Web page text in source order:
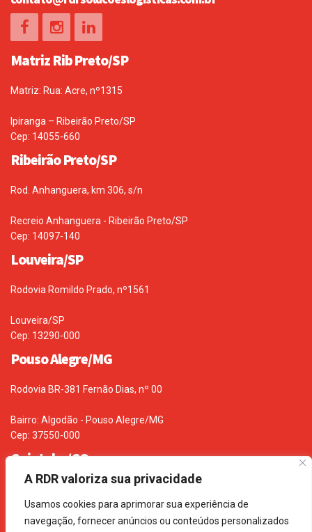
A RDR valoriza sua privacidade
Usamos cookies para aprimorar sua experiência de
navegação, fornecer anúncios ou conteúdos personalizados
Matriz Rib Preto/SP
Matriz: Rua: Acre, nº1315
Ipiranga – Ribeirão Preto/SP
Cep: 14055-660
Ribeirão Preto/SP
Rod. Anhanguera, km 306, s/n
Recreio Anhanguera - Ribeirão Preto/SP
Cep: 14097-140
Louveira/SP
Rodovia Romildo Prado, nº1561
Louveira/SP
Cep: 13290-000
Pouso Alegre/MG
Rodovia BR-381 Fernão Dias, nº 00
Bairro: Algodão - Pouso Alegre/MG
Cep: 37550-000
Goiatuba/GO
Rodovia BR 153 – Km 670, s/n
Bairro: Zona rural - Goiatuba/GO